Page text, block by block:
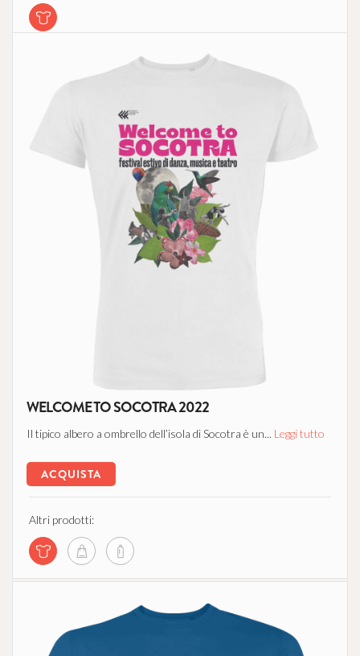
WELCOME TO SOCOTRA 2022
Il tipico albero a ombrello dell’isola di Socotra è un... Leggi tutto
ACQUISTA
Altri prodotti: